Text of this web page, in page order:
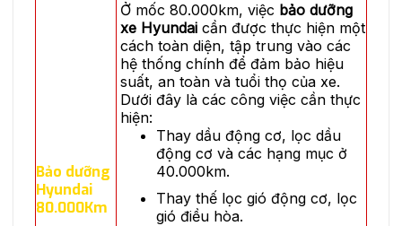
Bảo dưỡng
Hyundai
80.000Km
Ở mốc 80.000km, việc bảo dưỡng
xe Hyundai cần được thực hiện một
cách toàn diện, tập trung vào các
hệ thống chính để đảm bảo hiệu
suất, an toàn và tuổi thọ của xe.
Dưới đây là các công việc cần thực
hiện:
Thay dầu động cơ, lọc dầu
động cơ và các hạng mục ở
40.000km.
Thay thế lọc gió động cơ, lọc
gió điều hòa.